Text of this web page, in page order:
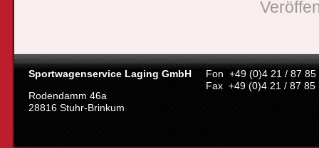
Sportwagenservice Laging GmbH
Rodendamm 46a
28816 Stuhr-Brinkum
Fon +49 (0)4 21 / 87 85
Fax +49 (0)4 21 / 87 85